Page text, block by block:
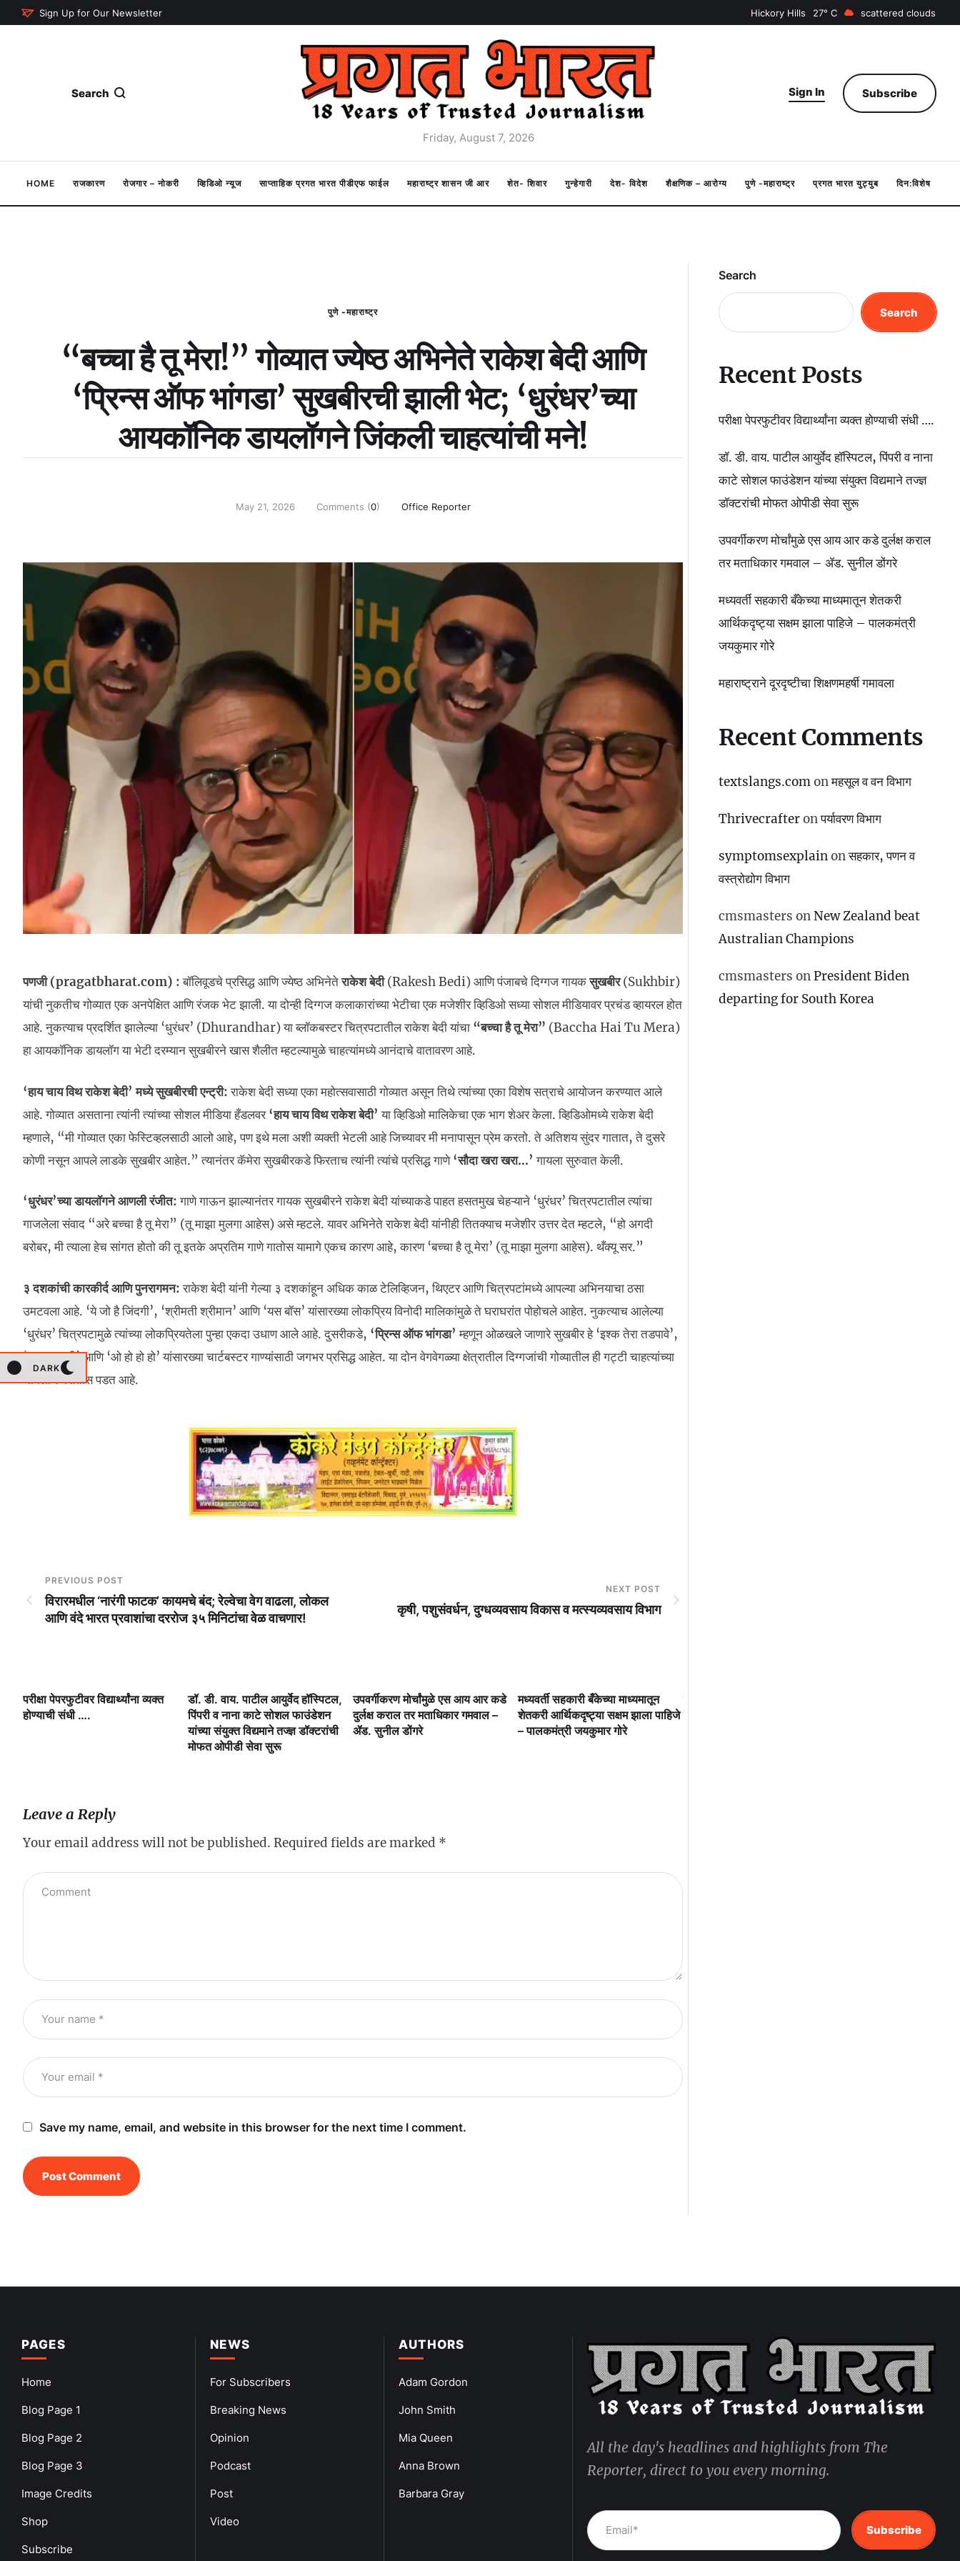
Sign Up for Our Newsletter Hickory Hills 27 scattered clouds
Search
Friday, August 7, 2026
Sign In Subscribe
DARK
HOME राजकारण रोजगार – नोकरी व्हिडिओ न्यूज साप्ताहिक प्रगत भारत पीडीएफ फाईल महाराष्ट्र शासन जी आर शेत- शिवार गुन्हेगारी देश- विदेश शैक्षणिक – आरोग्य पुणे -महाराष्ट्र प्रगत भारत युट्युब दिन:विशेष
पुणे -महाराष्ट्र
“बच्चा है तू मेरा!” गोव्यात ज्येष्ठ अभिनेते राकेश बेदी आणि
‘प्रिन्स ऑफ भांगडा’ सुखबीरची झाली भेट; ‘धुरंधर’च्या
आयकॉनिक डायलॉगने जिंकली चाहत्यांची मने!
May 21, 2026 Comments (0) Office Reporter
पणजी (pragatbharat.com) :बॉलिवूडचे प्रसिद्ध आणि ज्येष्ठ अभिनेतेराकेश बेदी(Rakesh Bedi) आणि पंजाबचे दिग्गज गायकसुखबीर(Sukhbir)
यांची नुकतीच गोव्यात एक अनपेक्षित आणि रंजक भेट झाली. या दोन्ही दिग्गज कलाकारांच्या भेटीचा एक मजेशीर व्हिडिओ सध्या सोशल मीडियावर प्रचंड व्हायरल होत
आहे. नुकत्याच प्रदर्शित झालेल्या ‘धुरंधर’ (Dhurandhar) या ब्लॉकबस्टर चित्रपटातील राकेश बेदी यांचा “बच्चा है तू मेरा” (Baccha Hai Tu Mera)
हा आयकॉनिक डायलॉग या भेटी दरम्यान सुखबीरने खास शैलीत म्हटल्यामुळे चाहत्यांमध्ये आनंदाचे वातावरण आहे.
‘हाय चाय विथ राकेश बेदी’ मध्ये सुखबीरची एन्ट्री:राकेश बेदी सध्या एका महोत्सवासाठी गोव्यात असून तिथे त्यांच्या एका विशेष सत्राचे आयोजन करण्यात आले
आहे. गोव्यात असताना त्यांनी त्यांच्या सोशल मीडिया हँडलवर‘हाय चाय विथ राकेश बेदी’ या व्हिडिओ मालिकेचा एक भाग शेअर केला. व्हिडिओमध्ये राकेश बेदी
म्हणाले, “मी गोव्यात एका फेस्टिव्हलसाठी आलो आहे, पण इथे मला अशी व्यक्ती भेटली आहे जिच्यावर मी मनापासून प्रेम करतो. ते अतिशय सुंदर गातात, ते दुसरे
कोणी नसून आपले लाडके सुखबीर आहेत.” त्यानंतर कॅमेरा सुखबीरकडे फिरताच त्यांनी त्यांचे प्रसिद्ध गाणे‘सौदा खरा खरा…’ गायला सुरुवात केली.
‘धुरंधर’च्या डायलॉगने आणली रंजीत:गाणे गाऊन झाल्यानंतर गायक सुखबीरने राकेश बेदी यांच्याकडे पाहत हसतमुख चेहऱ्याने ‘धुरंधर’ चित्रपटातील त्यांचा
गाजलेला संवाद “अरे बच्चा है तू मेरा” (तू माझा मुलगा आहेस) असे म्हटले. यावर अभिनेते राकेश बेदी यांनीही तितक्याच मजेशीर उत्तर देत म्हटले, “हो अगदी
बरोबर, मी त्याला हेच सांगत होतो की तू इतके अप्रतिम गाणे गातोस यामागे एकच कारण आहे, कारण ‘बच्चा है तू मेरा’ (तू माझा मुलगा आहेस). थँक्यू सर.”
३ दशकांची कारकीर्द आणि पुनरागमन:राकेश बेदी यांनी गेल्या ३ दशकांहून अधिक काळ टेलिव्हिजन, थिएटर आणि चित्रपटांमध्ये आपल्या अभिनयाचा ठसा
उमटवला आहे. ‘ये जो है जिंदगी’, ‘श्रीमती श्रीमान’ आणि ‘यस बॉस’ यांसारख्या लोकप्रिय विनोदी मालिकांमुळे ते घराघरांत पोहोचले आहेत. नुकत्याच आलेल्या
‘धुरंधर’ चित्रपटामुळे त्यांच्या लोकप्रियतेला पुन्हा एकदा उधाण आले आहे. दुसरीकडे, ‘प्रिन्स ऑफ भांगडा’ म्हणून ओळखले जाणारे सुखबीर हे ‘इश्क तेरा तडपावे’,
‘गल बन गयी’ आणि ‘ओ हो हो हो’ यांसारख्या चार्टबस्टर गाण्यांसाठी जगभर प्रसिद्ध आहेत. या दोन वेगवेगळ्या क्षेत्रातील दिग्गजांची गोव्यातील ही गट्टी चाहत्यांच्या
चांगलीच पसंतीस पडत आहे.
PREVIOUS POST
विरारमधील ‘नारंगी फाटक’ कायमचे बंद; रेल्वेचा वेग वाढला, लोकल
आणि वंदे भारत प्रवाशांचा दररोज ३५ मिनिटांचा वेळ वाचणार!
NEXT POST
कृषी, पशुसंवर्धन, दुग्‍धव्‍यवसाय विकास व मत्‍स्‍यव्‍यवसाय विभाग
परीक्षा पेपरफुटीवर विद्यार्थ्यांना व्यक्त
होण्याची संधी ….
डॉ. डी. वाय. पाटील आयुर्वेद हॉस्पिटल,
पिंपरी व नाना काटे सोशल फाउंडेशन
यांच्या संयुक्त विद्यमाने तज्ज्ञ डॉक्टरांची
मोफत ओपीडी सेवा सुरू
उपवर्गीकरण मोर्चांमुळे एस आय आर कडे
दुर्लक्ष कराल तर मताधिकार गमवाल –
ॲड. सुनील डोंगरे
मध्यवर्ती सहकारी बँकेच्या माध्यमातून
शेतकरी आर्थिकदृष्ट्या सक्षम झाला पाहिजे
– पालकमंत्री जयकुमार गोरे
Leave a Reply
Your email address will not be published. Required fields are marked *
Save my name, email, and website in this browser for the next time I comment.
Search
Search
Recent Posts
परीक्षा पेपरफुटीवर विद्यार्थ्यांना व्यक्त होण्याची संधी ….
डॉ. डी. वाय. पाटील आयुर्वेद हॉस्पिटल, पिंपरी व नाना
काटे सोशल फाउंडेशन यांच्या संयुक्त विद्यमाने तज्ज्ञ
डॉक्टरांची मोफत ओपीडी सेवा सुरू
उपवर्गीकरण मोर्चांमुळे एस आय आर कडे दुर्लक्ष कराल
तर मताधिकार गमवाल – ॲड. सुनील डोंगरे
मध्यवर्ती सहकारी बँकेच्या माध्यमातून शेतकरी
आर्थिकदृष्ट्या सक्षम झाला पाहिजे – पालकमंत्री
जयकुमार गोरे
महाराष्ट्राने दूरदृष्टीचा शिक्षणमहर्षी गमावला
Recent Comments
textslangs.comonमहसूल व वन विभाग
Thrivecrafteronपर्यावरण विभाग
symptomsexplainonसहकार, पणन व
वस्‍त्रोद्योग विभाग
cmsmasters onNew Zealand beat
Australian Champions
cmsmasters onPresident Biden
departing for South Korea
PAGES
Home
Blog Page 1
Blog Page 2
Blog Page 3
Image Credits
Shop
Subscribe
NEWS
For Subscribers
Breaking News
Opinion
Podcast
Post
Video
AUTHORS
Adam Gordon
John Smith
Mia Queen
Anna Brown
Barbara Gray
All the day's headlines and highlights from The
Reporter, direct to you every morning.
Subscribe